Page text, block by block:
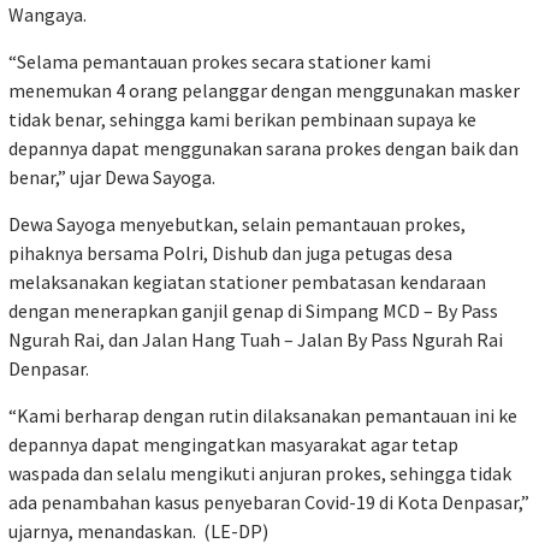
Wangaya.
“Selama pemantauan prokes secara stationer kami
menemukan 4 orang pelanggar dengan menggunakan masker
tidak benar, sehingga kami berikan pembinaan supaya ke
depannya dapat menggunakan sarana prokes dengan baik dan
benar,” ujar Dewa Sayoga.
Dewa Sayoga menyebutkan, selain pemantauan prokes,
pihaknya bersama Polri, Dishub dan juga petugas desa
melaksanakan kegiatan stationer pembatasan kendaraan
dengan menerapkan ganjil genap di Simpang MCD – By Pass
Ngurah Rai, dan Jalan Hang Tuah – Jalan By Pass Ngurah Rai
Denpasar.
“Kami berharap dengan rutin dilaksanakan pemantauan ini ke
depannya dapat mengingatkan masyarakat agar tetap
waspada dan selalu mengikuti anjuran prokes, sehingga tidak
ada penambahan kasus penyebaran Covid-19 di Kota Denpasar,”
ujarnya, menandaskan. (LE-DP)